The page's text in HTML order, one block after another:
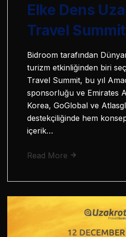
Elke Dens
Travel
Bidroom tarafından
turizm etkinliğinden biri
Travel Summit, bu yıl
sponsorluğu ve Emirates
Korea, GoGlobal ve
destekçiliğinde hem
içerik…
Read More